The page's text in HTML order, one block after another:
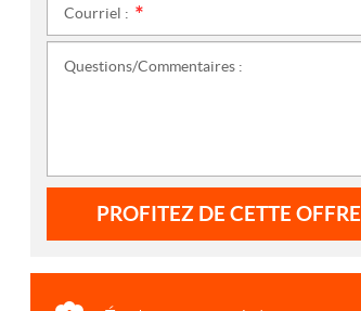
Courriel :
Questions/Commentaires :
PROFITEZ DE CETTE OFFRE